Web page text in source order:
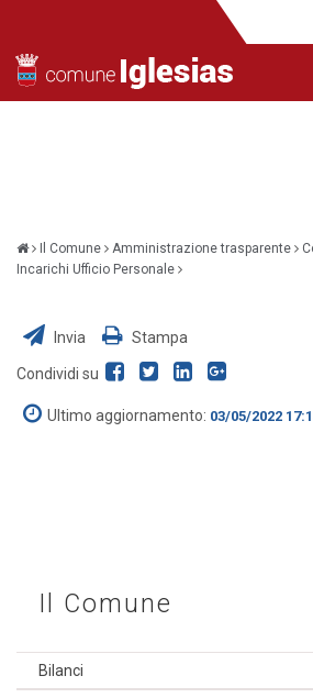
Il Comune Amministrazione trasparente
Incarichi Ufficio Personale
Invia Stampa
Condividi su
Ultimo aggiornamento: 03/05/2022
Il Comune
Bilanci